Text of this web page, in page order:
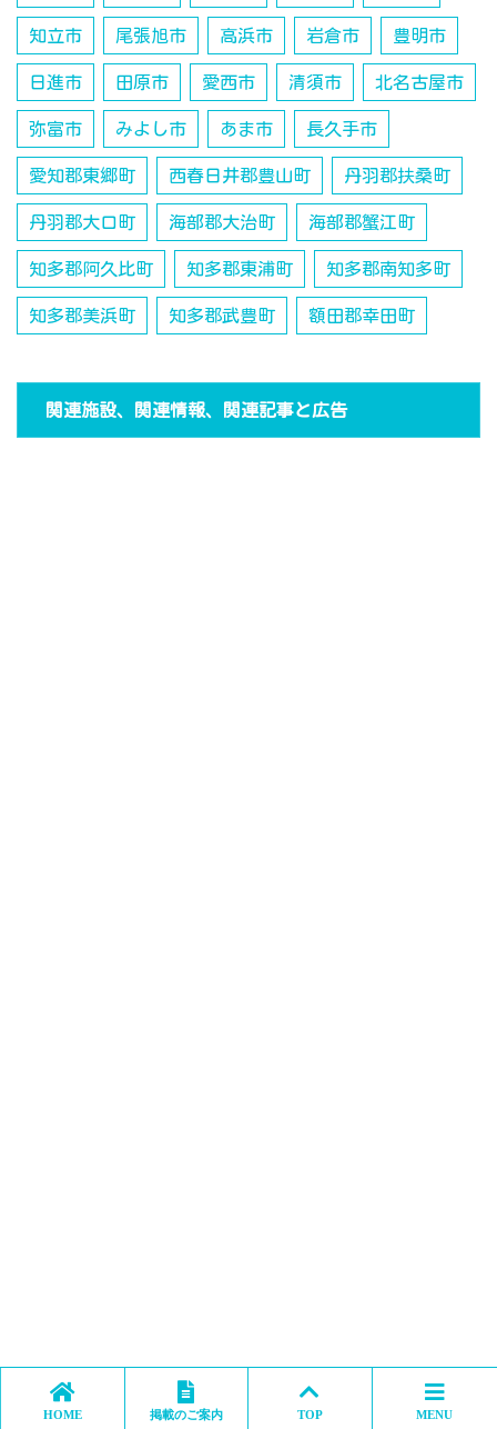
知立市 尾張旭市 高浜市 岩倉市 豊明市
日進市 田原市 愛西市 清須市 北名古屋市
弥富市 みよし市 あま市 長久手市
愛知郡東郷町 西春日井郡豊山町 丹羽郡扶桑町
丹羽郡大口町 海部郡大治町 海部郡蟹江町
知多郡阿久比町 知多郡東浦町 知多郡南知多町
知多郡美浜町 知多郡武豊町 額田郡幸田町
関連施設、関連情報、関連記事と広告
HOME 掲載のご案内 TOP MENU